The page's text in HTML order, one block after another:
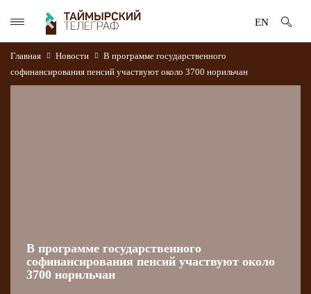
EN
Главная Новости
В программе государственного
софинансирования пенсий участвуют около 3700 норильчан
В программе государственного
софинансирования пенсий участвуют около
3700 норильчан